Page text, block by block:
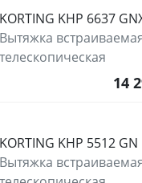
KORTING KHP 6637
Вытяжка
телескопическая
14
KORTING KHP 5512 GN
Вытяжка